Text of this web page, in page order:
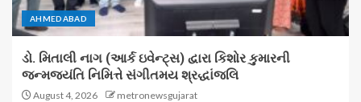
AHMEDABAD
ડો. મિતાલી નાગ (આર્ક ઇવેન્ટ્સ) દ્વારા કિશોર કુમારની
જન્મજયંતિ નિમિત્તે સંગીતમય શ્રદ્ધાંજલિ
August 4, 2026 metronewsgujarat